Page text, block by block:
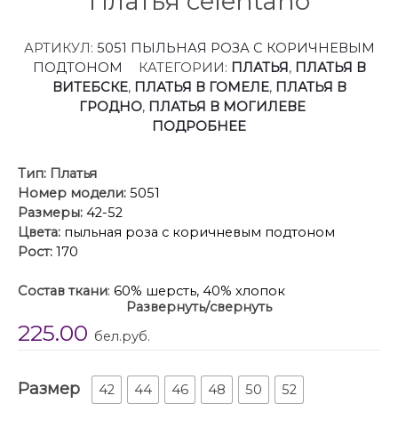
АРТИКУЛ: 5051 ПЫЛЬНАЯ РОЗА С КОРИЧНЕВЫМ
ПОДТОНОМ
КАТЕГОРИИ: ПЛАТЬЯ, ПЛАТЬЯ В
ВИТЕБСКЕ, ПЛАТЬЯ В ГОМЕЛЕ, ПЛАТЬЯ В
ГРОДНО, ПЛАТЬЯ В МОГИЛЕВЕ
ПОДРОБНЕЕ
Тип: Платья
Номер модели: 5051
Размеры: 42-52
Цвета: пыльная роза с коричневым подтоном
Рост: 170
Состав ткани: 60% шерсть, 40% хлопок
Описание :Идеальное платье для современной
и уверенности.
Натуральный состав ткани позволяет коже дышать,
Развернуть/свернуть
225.00 бел.руб.
Размер 42 44 46 48 50 52